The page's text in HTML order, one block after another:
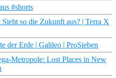
#shorts
so die Zukunft aus? | Terra X
der Erde | Galileo | ProSieben
Metropole: Lost Places in New